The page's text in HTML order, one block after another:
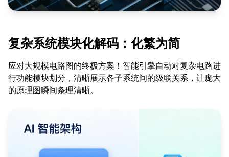
复杂系统模块化解码：化繁为简
应对大规模电路图的终极方案！智能引擎自动对复杂电路进
行功能模块划分，清晰展示各子系统间的级联关系，让庞大
的原理图瞬间条理清晰。